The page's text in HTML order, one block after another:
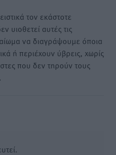
τον εκάστοτε
υιοθετεί αυτές τις
να διαγράψουμε όποια
ή περιέχουν ύβρεις, χωρίς
που δεν τηρούν τους